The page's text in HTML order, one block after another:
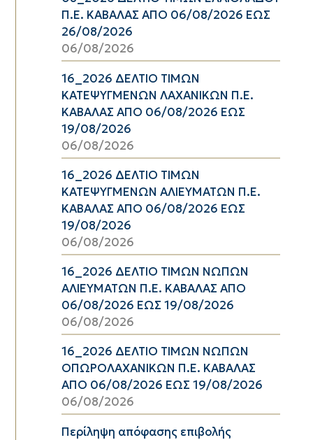
Π.Ε. ΚΑΒΑΛΑΣ ΑΠΟ 06/08/2026 ΕΩΣ
26/08/2026
06/08/2026
16_2026 ΔΕΛΤΙΟ ΤΙΜΩΝ
ΚΑΤΕΨΥΓΜΕΝΩΝ ΛΑΧΑΝΙΚΩΝ Π.Ε.
ΚΑΒΑΛΑΣ ΑΠΟ 06/08/2026 ΕΩΣ
19/08/2026
06/08/2026
16_2026 ΔΕΛΤΙΟ ΤΙΜΩΝ
ΚΑΤΕΨΥΓΜΕΝΩΝ ΑΛΙΕΥΜΑΤΩΝ Π.Ε.
ΚΑΒΑΛΑΣ ΑΠΟ 06/08/2026 ΕΩΣ
19/08/2026
06/08/2026
16_2026 ΔΕΛΤΙΟ ΤΙΜΩΝ ΝΩΠΩΝ
ΑΛΙΕΥΜΑΤΩΝ Π.Ε. ΚΑΒΑΛΑΣ ΑΠΟ
06/08/2026 ΕΩΣ 19/08/2026
06/08/2026
16_2026 ΔΕΛΤΙΟ ΤΙΜΩΝ ΝΩΠΩΝ
ΟΠΩΡΟΛΑΧΑΝΙΚΩΝ Π.Ε. ΚΑΒΑΛΑΣ
ΑΠΟ 06/08/2026 ΕΩΣ 19/08/2026
06/08/2026
Περίληψη απόφασης επιβολής